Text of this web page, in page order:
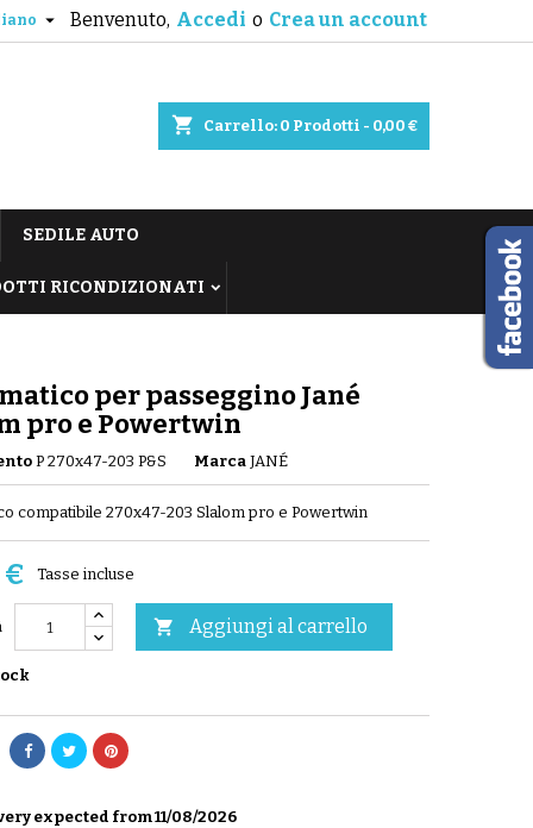
Benvenuto, Accedi o Crea un account

shopping_cart Carrello: 0 Prodotti - 0,00 €
SEDILE AUTO
RICONDIZIONATI
per passeggino Jané
pro e Powertwin
P 270x47-203 P&S Marca JANÉ
compatibile 270x47-203 Slalom pro e Powertwin
€ Tasse incluse
 Aggiungi al carrello
expected from 11/08/2026